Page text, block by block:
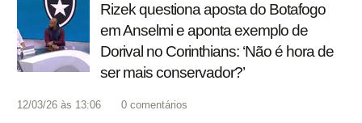
Rizek questiona aposta do Botafogo
em Anselmi e aponta exemplo de
Dorival no Corinthians: ‘Não é hora de
ser mais conservador?’
12/03/26 às 13:06 0 comentários